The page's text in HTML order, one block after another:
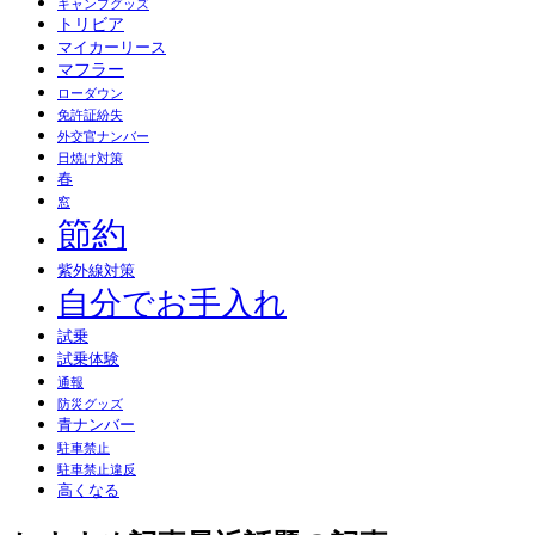
キャンプグッズ
トリビア
マイカーリース
マフラー
ローダウン
免許証紛失
外交官ナンバー
日焼け対策
春
窓
節約
紫外線対策
自分でお手入れ
試乗
試乗体験
通報
防災グッズ
青ナンバー
駐車禁止
駐車禁止違反
高くなる